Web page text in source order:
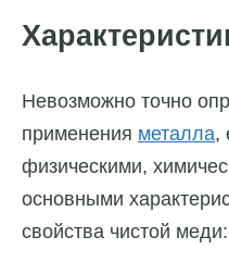
Невозможно точно
применения металла,
физическими,
основными
свойства чистой меди: